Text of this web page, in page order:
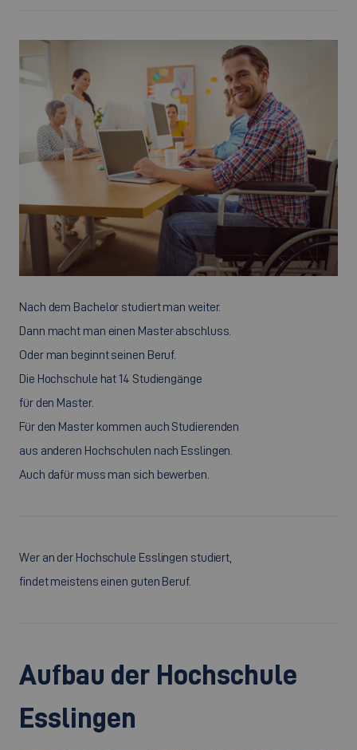
Nach dem Bachelor studiert man weiter.
Dann macht man einen Master·abschluss.
Oder man beginnt seinen Beruf.
Die Hochschule hat 14 Studiengänge
für den Master.
Für den Master kommen auch Studierenden
aus anderen Hochschulen nach Esslingen.
Auch dafür muss man sich bewerben.
Wer an der Hochschule Esslingen studiert,
findet meistens einen guten Beruf.
Aufbau der Hochschule
Esslingen